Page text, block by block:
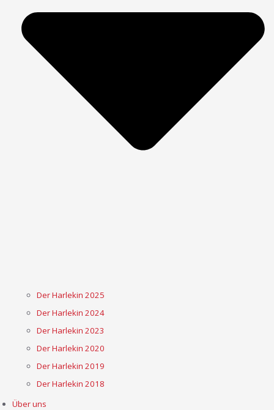
Der Harlekin 2025
Der Harlekin 2024
Der Harlekin 2023
Der Harlekin 2020
Der Harlekin 2019
Der Harlekin 2018
Über uns